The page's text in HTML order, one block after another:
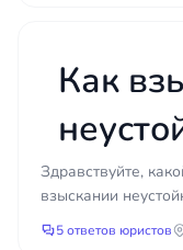
Как
Здравствуйте,
взыскании
недостаткам?
5 ответов юристов